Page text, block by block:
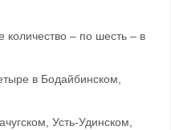
количество – по шесть – в
в Бодайбинском,
Усть-Удинском,